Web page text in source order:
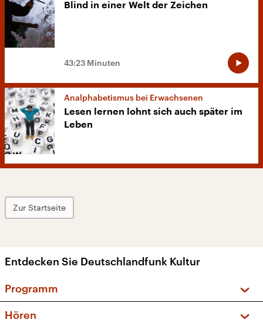
Blind in einer Welt der Zeichen
43:23 Minuten
Analphabetismus bei Erwachsenen
Lesen lernen lohnt sich auch später im
Leben
Zur Startseite
Entdecken Sie Deutschlandfunk Kultur
Programm
Hören